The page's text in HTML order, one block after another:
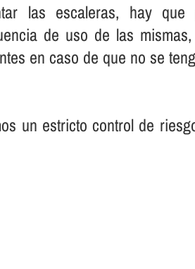
las escaleras, hay que
de uso de las
en caso de que no se
un estricto control de